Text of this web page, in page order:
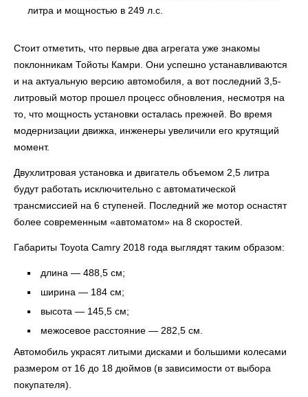
литра и мощностью в 249 л.с.
Стоит отметить, что первые два агрегата уже знакомы
поклонникам Тойоты Камри. Они успешно устанавливаются
и на актуальную версию автомобиля, а вот последний 3,5-
литровый мотор прошел процесс обновления, несмотря на
то, что мощность установки осталась прежней. Во время
модернизации движка, инженеры увеличили его крутящий
момент.
Двухлитровая установка и двигатель объемом 2,5 литра
будут работать исключительно с автоматической
трансмиссией на 6 ступеней. Последний же мотор оснастят
более современным «автоматом» на 8 скоростей.
Габариты Toyota Camry 2018 года выглядят таким образом:
длина — 488,5 см;
ширина — 184 см;
высота — 145,5 см;
межосевое расстояние — 282,5 см.
Автомобиль украсят литыми дисками и большими колесами
размером от 16 до 18 дюймов (в зависимости от выбора
покупателя).